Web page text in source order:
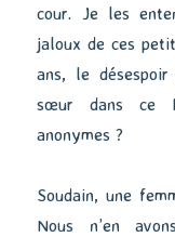
cour. Je les
jaloux de ces
ans, le
sœur dans ce
anonymes ?
Soudain, une
Nous n’en